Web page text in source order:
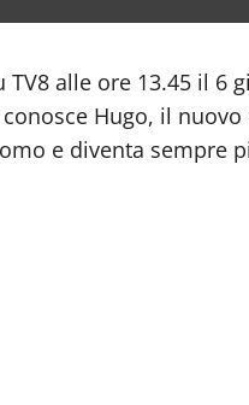
alle ore 13.45 il 6
Hugo, il
e diventa sempre